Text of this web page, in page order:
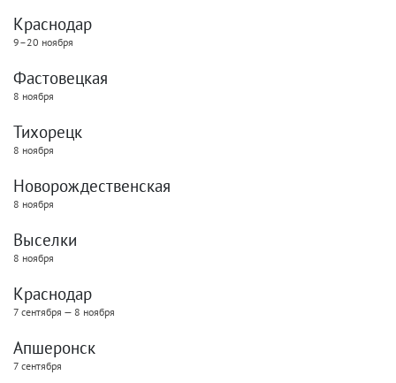
Краснодар
9–20 ноября
Фастовецкая
8 ноября
Тихорецк
8 ноября
Новорождественская
8 ноября
Выселки
8 ноября
Краснодар
7 сентября — 8 ноября
Апшеронск
7 сентября